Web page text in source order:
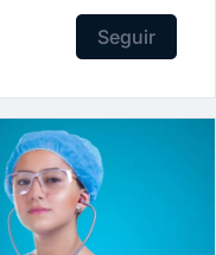
Seguir